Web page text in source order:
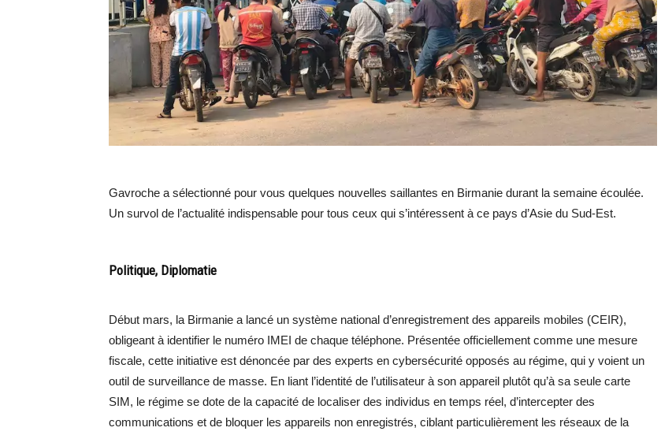
Gavroche a sélectionné pour vous quelques nouvelles saillantes en Birmanie durant la semaine écoulée.
Un survol de l’actualité indispensable pour tous ceux qui s’intéressent à ce pays d’Asie du Sud-Est.
Politique, Diplomatie
Début mars, la Birmanie a lancé un système national d’enregistrement des appareils mobiles (CEIR),
obligeant à identifier le numéro IMEI de chaque téléphone. Présentée officiellement comme une mesure
fiscale, cette initiative est dénoncée par des experts en cybersécurité opposés au régime, qui y voient un
outil de surveillance de masse. En liant l’identité de l’utilisateur à son appareil plutôt qu’à sa seule carte
SIM, le régime se dote de la capacité de localiser des individus en temps réel, d’intercepter des
communications et de bloquer les appareils non enregistrés, ciblant particulièrement les réseaux de la